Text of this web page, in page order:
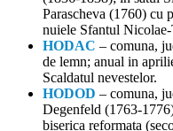
Parascheva (1760) cu
nuiele Sfantul
HODAC – comuna,
de lemn; anual in
Scaldatul nevestelor.
HODOD – comuna,
Degenfeld (1763-
biserica reformata